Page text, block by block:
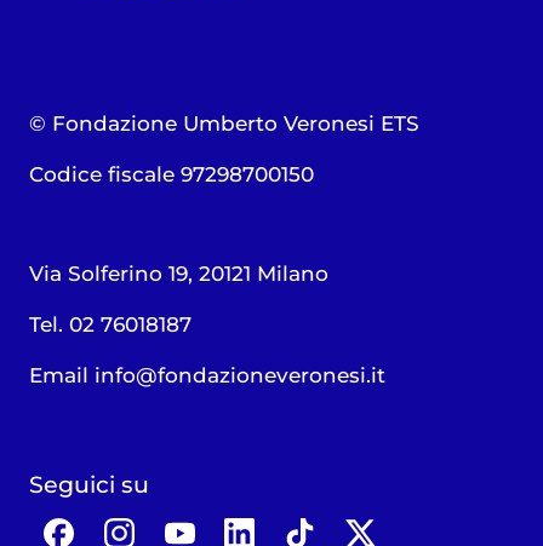
© Fondazione Umberto Veronesi ETS
Codice fiscale 97298700150
Via Solferino 19, 20121 Milano
Tel. 02 76018187
Email info@fondazioneveronesi.it
Seguici su